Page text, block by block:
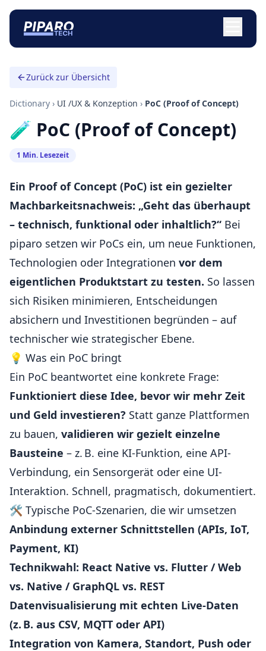
Zurück zur Übersicht
Dictionary › UI /UX & Konzeption › PoC (Proof of Concept)
🧪 PoC (Proof of Concept)
1 Min. Lesezeit
Ein Proof of Concept (PoC) ist ein gezielter
Machbarkeitsnachweis: „Geht das überhaupt
– technisch, funktional oder inhaltlich?“ Bei
piparo setzen wir PoCs ein, um neue Funktionen,
Technologien oder Integrationen vor dem
eigentlichen Produktstart zu testen. So lassen
sich Risiken minimieren, Entscheidungen
absichern und Investitionen begründen – auf
technischer wie strategischer Ebene.
💡 Was ein PoC bringt
Ein PoC beantwortet eine konkrete Frage:
Funktioniert diese Idee, bevor wir mehr Zeit
und Geld investieren? Statt ganze Plattformen
zu bauen, validieren wir gezielt einzelne
Bausteine – z. B. eine KI-Funktion, eine API-
Verbindung, ein Sensorgerät oder eine UI-
Interaktion. Schnell, pragmatisch, dokumentiert.
🛠️ Typische PoC-Szenarien, die wir umsetzen
Anbindung externer Schnittstellen (APIs, IoT,
Payment, KI)
Technikwahl: React Native vs. Flutter / Web
vs. Native / GraphQL vs. REST
Datenvisualisierung mit echten Live-Daten
(z. B. aus CSV, MQTT oder API)
Integration von Kamera, Standort, Push oder